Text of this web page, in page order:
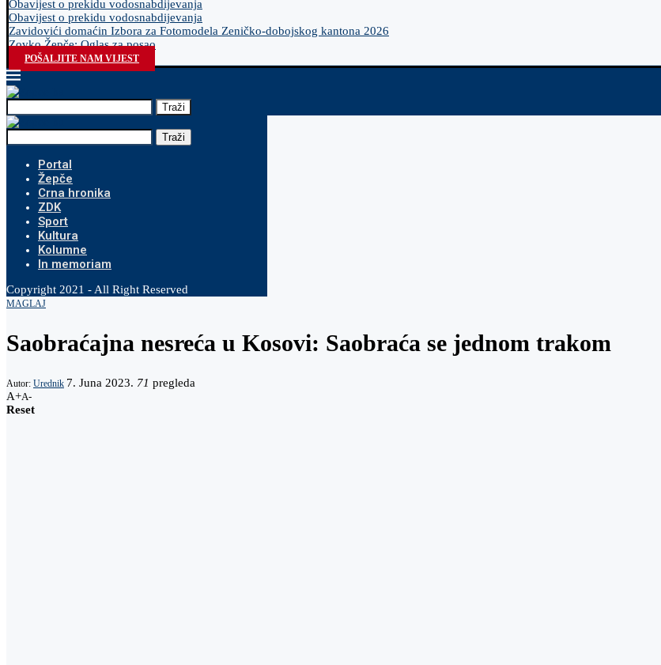
Obavijest o prekidu vodosnabdijevanja
Obavijest o prekidu vodosnabdijevanja
Zavidovići domaćin Izbora za Fotomodela Zeničko-dobojskog kantona 2026
Zovko Žepče: Oglas za posao
POŠALJITE NAM VIJEST
Traži
Traži
Portal
Žepče
Crna hronika
ZDK
Sport
Kultura
Kolumne
In memoriam
Copyright 2021 - All Right Reserved
MAGLAJ
Saobraćajna nesreća u Kosovi: Saobraća se jednom trakom
Autor: Urednik 7. Juna 2023. 71 pregleda
A+A-
Reset